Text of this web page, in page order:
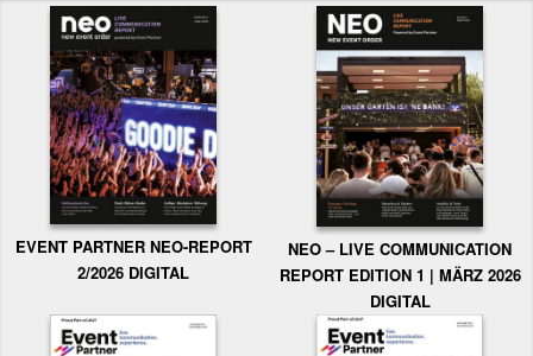
EVENT PARTNER NEO-REPORT
2/2026 DIGITAL
NEO – LIVE COMMUNICATION
REPORT EDITION 1 | MÄRZ 2026
DIGITAL